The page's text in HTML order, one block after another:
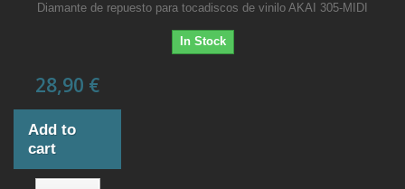
Diamante de repuesto para tocadiscos de vinilo AKAI 305-MIDI
In Stock
28,90 €
Add to
cart